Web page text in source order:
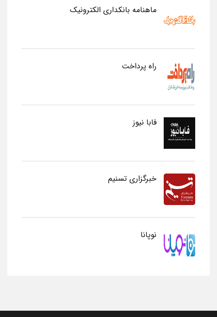
ماهنامه بانکداری الکترونیک
راه پرداخت
فابا نیوز
خبرگزاری تسنیم
نوپانا